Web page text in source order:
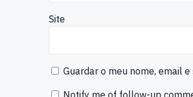
Site
Guardar o meu nome, email